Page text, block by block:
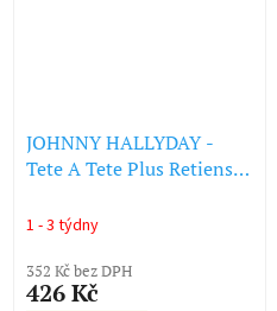
JOHNNY HALLYDAY -
Tete A Tete Plus Retiens
(LP)
1 - 3 týdny
352 Kč bez DPH
426 Kč